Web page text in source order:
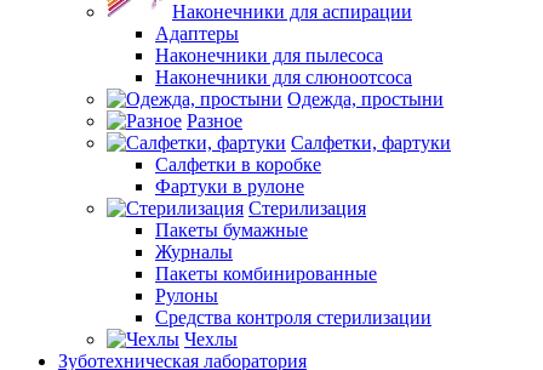
Наконечники для аспирации
Адаптеры
Наконечники для пылесоса
Наконечники для слюноотсоса
Одежда, простыни
Разное
Салфетки, фартуки
Салфетки в коробке
Фартуки в рулоне
Стерилизация
Пакеты бумажные
Журналы
Пакеты комбинированные
Рулоны
Средства контроля стерилизации
Чехлы
Зуботехническая лаборатория